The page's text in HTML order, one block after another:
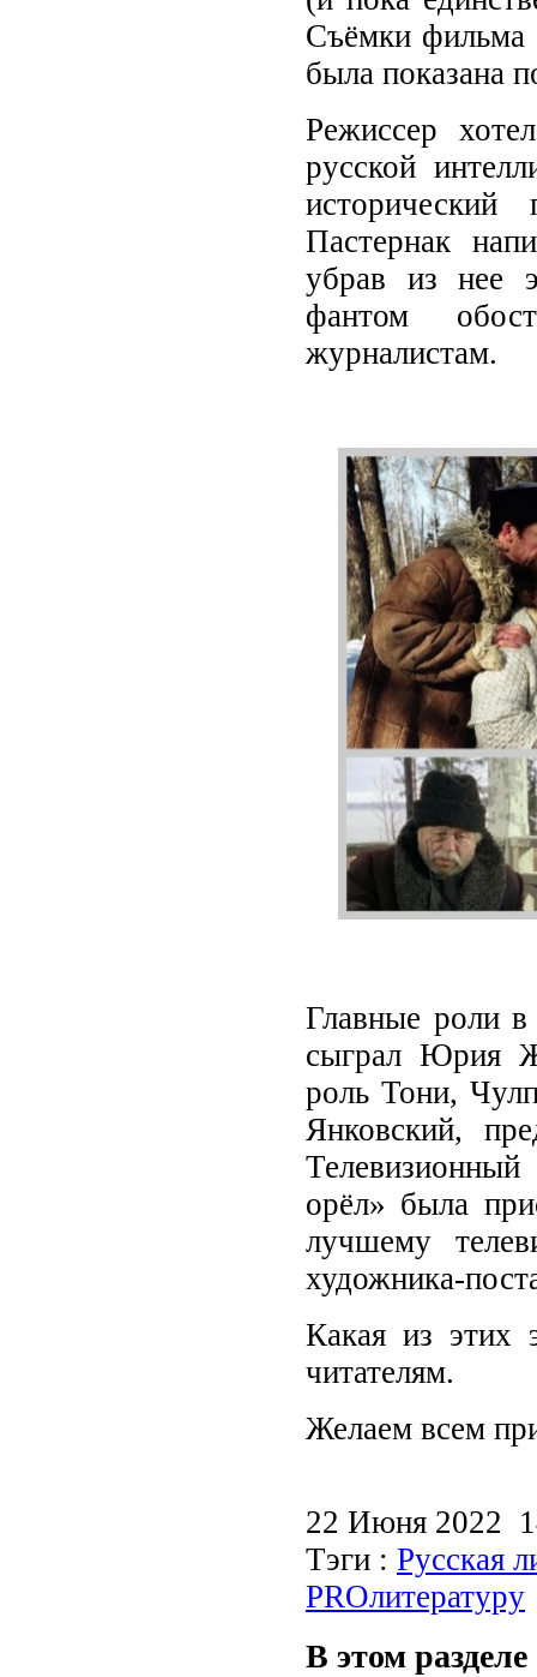
Съёмки фильма
была показана
Режиссер
русской
исторический
Пастернак
убрав из нее
фантом
журналистам.
Главные роли
сыграл Юрия
роль Тони,
Янковский,
орёл» была
лучшему
художника-
Какая из этих
читателям.
Желаем всем
22 Июня 2022
Тэги : Русская
PROлитературу
В этом разделе